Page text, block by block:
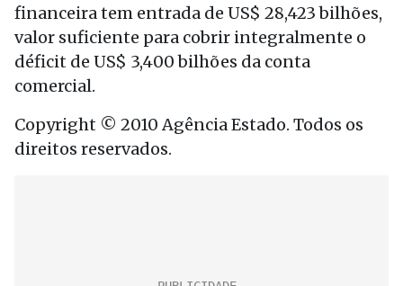
financeira tem entrada de US$ 28,423 bilhões,
valor suficiente para cobrir integralmente o
déficit de US$ 3,400 bilhões da conta
comercial.
Copyright © 2010 Agência Estado. Todos os
direitos reservados.